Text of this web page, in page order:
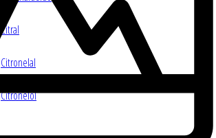
Citral
Citronelal
Citronelol